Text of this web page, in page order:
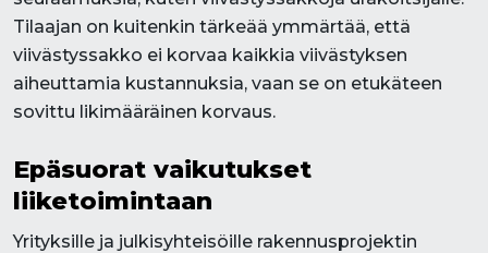
Tilaajan on kuitenkin tärkeää ymmärtää, että
viivästyssakko ei korvaa kaikkia viivästyksen
aiheuttamia kustannuksia, vaan se on etukäteen
sovittu likimääräinen korvaus.
Epäsuorat vaikutukset
liiketoimintaan
Yrityksille ja julkisyhteisöille rakennusprojektin